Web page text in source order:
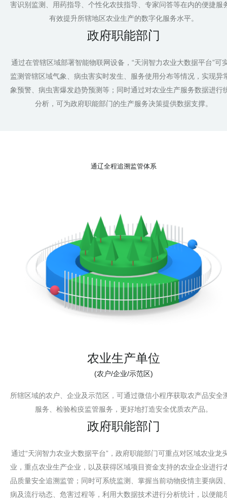
害识别监测、用药指导、个性化农技指导、专家问答等在内的便捷服
有效提升所辖地区农业生产的数字化服务水平。
政府职能部门
通过在管辖区域部署智能物联网设备，“天润智力农业大数据平台”可
监测管辖区域气象、病虫害实时发生、服务使用分布等情况，实现异
象预警、病虫害爆发趋势预测等；同时通过对农业生产服务数据进行
分析，可为政府职能部门的生产服务决策提供数据支撑。
通辽全程追溯监管体系
农业生产单位
(农户/企业/示范区)
所辖区域的农户、企业及示范区，可通过微信小程序获取农产品安全
服务、检验检疫监管服务，更好地打造安全优质农产品。
政府职能部门
通过“天润智力农业大数据平台”，政府职能部门可重点对区域农业龙
业，重点农业生产企业，以及获得区域项目资金支持的农业企业进行
品质量安全追溯监管；同时可系统监测、掌握当前动物疫情主要病因
病及流行动态、危害过程等，利用大数据技术进行分析统计，以便能